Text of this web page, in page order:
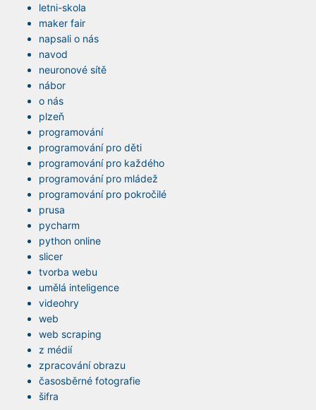
letni-skola
maker fair
napsali o nás
navod
neuronové sítě
nábor
o nás
plzeň
programování
programování pro děti
programování pro každého
programování pro mládež
programování pro pokročilé
prusa
pycharm
python online
slicer
tvorba webu
umělá inteligence
videohry
web
web scraping
z médií
zpracování obrazu
časosběrné fotografie
šifra